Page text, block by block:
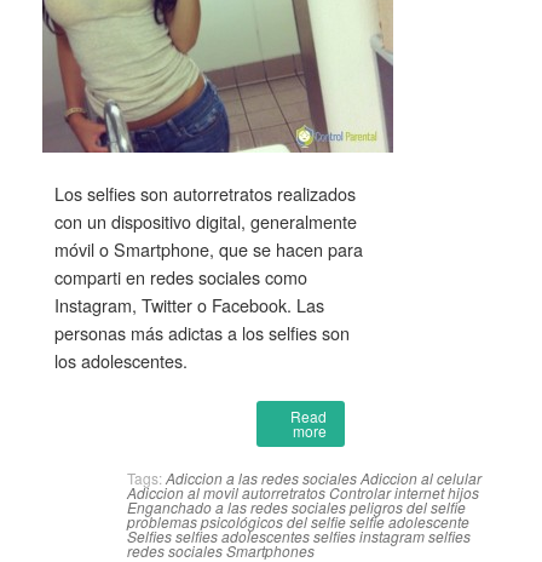
Los selfies son autorretratos realizados
con un dispositivo digital, generalmente
móvil o Smartphone, que se hacen para
comparti en redes sociales como
Instagram, Twitter o Facebook. Las
personas más adictas a los selfies son
los adolescentes.
Read
more
Tags: Adiccion a las redes socialesAdiccion al celular
Adiccion al movilautorretratosControlar internet hijos
Enganchado a las redes socialespeligros del selfie
problemas psicológicos del selfieselfie adolescente
Selfiesselfies adolescentesselfies instagramselfies
redes socialesSmartphones